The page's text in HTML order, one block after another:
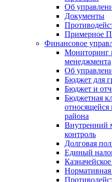
Об
Документы
Примерное
Финансовое
Мониторинг
менеджмента
Об
Бюджет для
Бюджет и
Бюджетная
района
Внутренний
контроль
Долговая
Единый
Нормативная